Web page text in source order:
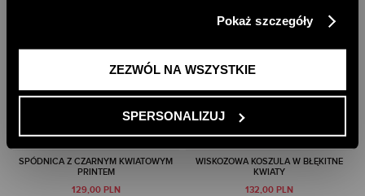
Polityce Prywatności
Pokaż szczegóły
ZEZWÓL NA WSZYSTKIE
SPERSONALIZUJ
SPÓDNICA Z CZARNYM KWIATOWYM
PRINTEM
129,00 PLN
WISKOZOWA KOSZULA W BŁĘKITNE
KWIATY
132,00 PLN